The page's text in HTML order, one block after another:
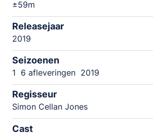
±59m
Releasejaar
2019
Seizoenen
1 6 afleveringen 2019
Regisseur
Simon Cellan Jones
Cast